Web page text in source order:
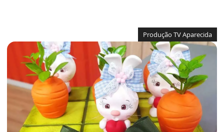
Produção TV Aparecida